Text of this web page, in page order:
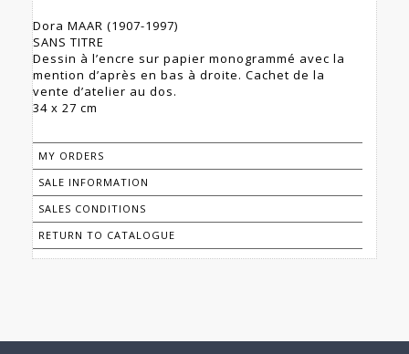
Dora MAAR (1907-1997)
SANS TITRE
Dessin à l’encre sur papier monogrammé avec la
mention d’après en bas à droite. Cachet de la
vente d’atelier au dos.
34 x 27 cm
MY ORDERS
SALE INFORMATION
SALES CONDITIONS
RETURN TO CATALOGUE